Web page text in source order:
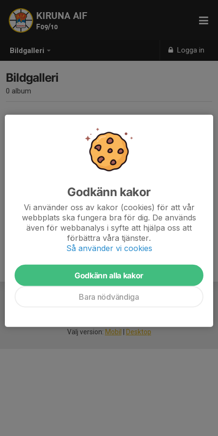
Bildgalleri Logga in
KIRUNA AIF
F09/10
Bildgalleri
0 album
Inga album skapade
Välj version: Mobil Desktop
Godkänn kakor
Vi använder oss av kakor (cookies) för att vår
webbplats ska fungera bra för dig. De används
även för webbanalys i syfte att hjälpa oss att
förbättra våra tjänster.
Så använder vi cookies
Godkänn alla kakor
Bara nödvändiga